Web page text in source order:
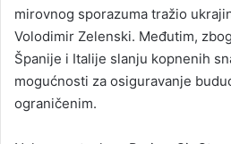
mirovnog sporazuma tražio
Volodimir Zelenski. Međutim,
Španije i Italije slanju kopnenih
mogućnosti za osiguravanje
ograničenim.